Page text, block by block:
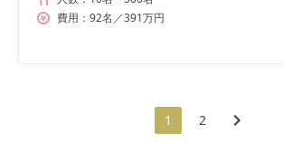
費用： 92名 ／391万円
1 2